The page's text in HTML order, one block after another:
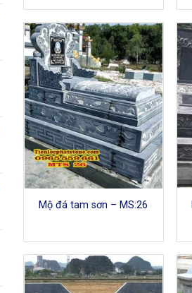
Mộ đá tam sơn – MS:26